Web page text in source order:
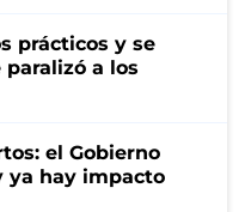
prácticos y se
a los
el Gobierno
ya hay impacto